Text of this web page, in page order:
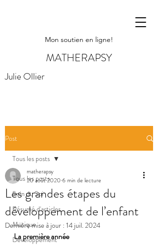
Mon soutien en ligne!
MATHERAPSY
Julie Ollier
Post
Tous les posts
Soin du Soi
Résumé d'articles
Musique
Développement
Tous les posts
Les grandes étapes du
développement de l’enfant
matherapsy
20 août 2020 6 min de lecture
Dernière mise à jour : 14 juil. 2024
La première année